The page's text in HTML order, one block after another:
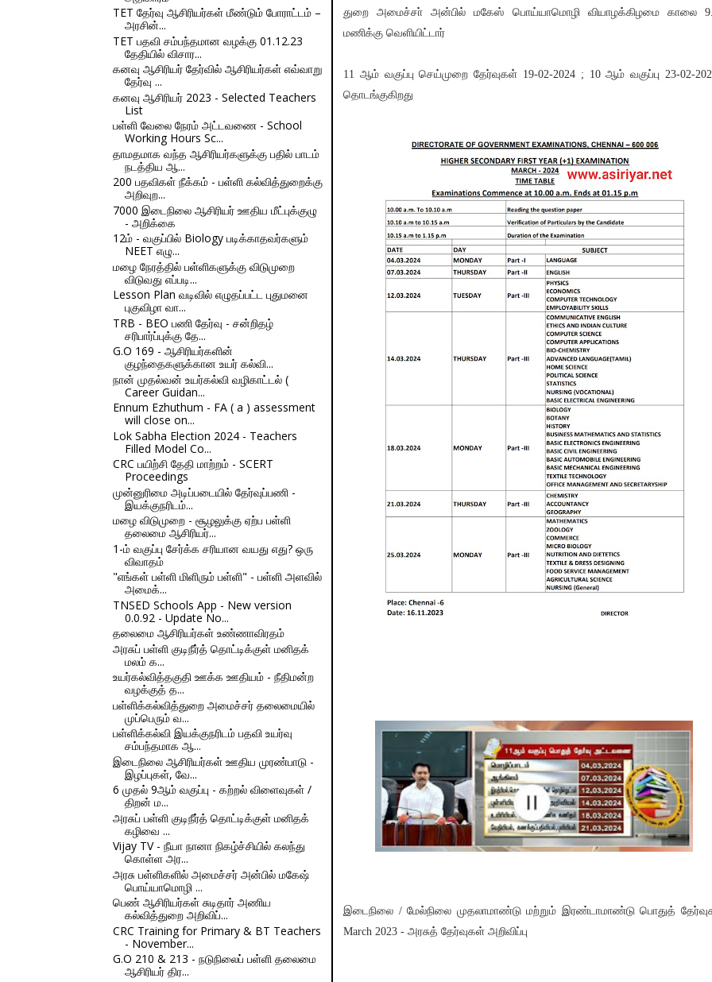
TET தேர்வு ஆசிரியர்கள் மீண்டும் போராட்டம் –
அரசின்...
TET பதவி சம்பந்தமான வழக்கு 01.12.23
தேதியில் விசார...
கனவு ஆசிரியர் தேர்வில் ஆசிரியர்கள் எவ்வாறு
தேர்வு ...
கனவு ஆசிரியர் 2023 - Selected Teachers
List
பள்ளி வேலை நேரம் அட்டவணை - School
Working Hours Sc...
தாமதமாக வந்த ஆசிரியர்களுக்கு பதில் பாடம்
நடத்திய ஆ...
200 பதவிகள் நீக்கம் - பள்ளி கல்வித்துறைக்கு
அறிவுற...
7000 இடைநிலை ஆசிரியர் ஊதிய மீட்புக்குழு
- அறிக்கை
12ம் - வகுப்பில் Biology படிக்காதவர்களும்
NEET எழு...
மழை நேரத்தில் பள்ளிகளுக்கு விடுமுறை
விடுவது எப்படி...
Lesson Plan வடிவில் எழுதப்பட்ட புதுமனை
புகுவிழா வா...
TRB - BEO பணி தேர்வு - சன்றிதழ்
சரிபார்ப்புக்கு தே...
G.O 169 - ஆசிரியர்களின்
குழந்தைகளுக்கான உயர் கல்வி...
நான் முதல்வன் உயர்கல்வி வழிகாட்டல் (
Career Guidan...
Ennum Ezhuthum - FA ( a ) assessment
will close on...
Lok Sabha Election 2024 - Teachers
Filled Model Co...
CRC பயிற்சி தேதி மாற்றம் - SCERT
Proceedings
முன்னுரிமை அடிப்படையில் தேர்வுப்பணி -
இயக்குநரிடம்...
மழை விடுமுறை - சூழலுக்கு ஏற்ப பள்ளி
தலைமை ஆசிரியர்...
1-ம் வகுப்பு சேர்க்க சரியான வயது எது? ஒரு
விவாதம்
"எங்கள் பள்ளி மிளிரும் பள்ளி" - பள்ளி அளவில்
அமைக்...
TNSED Schools App - New version
0.0.92 - Update No...
தலைமை ஆசிரியர்கள் உண்ணாவிரதம்
அரசுப் பள்ளி குடிநீர்த் தொட்டிக்குள் மனிதக்
மலம் க...
உயர்கல்வித்தகுதி ஊக்க ஊதியம் - நீதிமன்ற
வழக்குத் த...
பள்ளிக்கல்வித்துறை அமைச்சர் தலைமையில்
முப்பெரும் வ...
பள்ளிக்கல்வி இயக்குநரிடம் பதவி உயர்வு
சம்பந்தமாக ஆ...
இடைநிலை ஆசிரியர்கள் ஊதிய முரண்பாடு -
இழப்புகள், வே...
6 முதல் 9ஆம் வகுப்பு - கற்றல் விளைவுகள் /
திறன் ம...
அரசுப் பள்ளி குடிநீர்த் தொட்டிக்குள் மனிதக்
கழிவை ...
Vijay TV - நீயா நானா நிகழ்ச்சியில் கலந்து
கொள்ள அர...
அரசு பள்ளிகளில் அமைச்சர் அன்பில் மகேஷ்
பொய்யாமொழி ...
பெண் ஆசிரியர்கள் சுடிதார் அணிய
கல்வித்துறை அறிவிப்...
CRC Training for Primary & BT Teachers
- November...
G.O 210 & 213 - நடுநிலைப் பள்ளி தலைமை
ஆசிரியர் திர...
துறை அமைச்சா் அன்பில் மகேஸ் பொய்யாமொழி வியாழக்கிழமை காலை
மணிக்கு வெளியிட்டார்
11 ஆம் வகுப்பு செய்முறை தேர்வுகள் 19-02-2024 ; 10 ஆம் வகுப்பு 23-02-
தொடங்குகிறது
இடைநிலை / மேல்நிலை முதலாமாண்டு மற்றும் இரண்டாமாண்டு பொதுத்
March 2023 - அரசுத் தேர்வுகள் அறிவிப்பு